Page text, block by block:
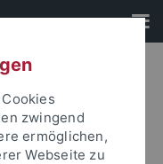
South Studies
zwingend
ermöglichen,
Webseite zu